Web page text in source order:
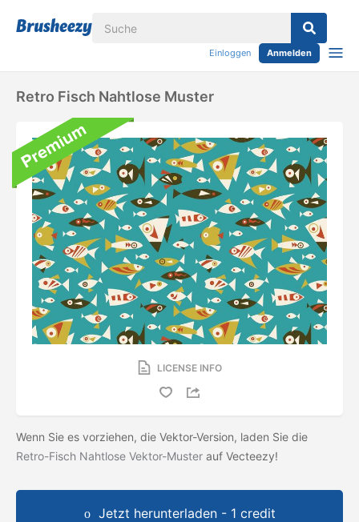
Einloggen Anmelden
Retro Fisch Nahtlose Muster
LICENSE INFO
Wenn Sie es vorziehen, die Vektor-Version, laden Sie die
Retro-Fisch Nahtlose Vektor-Muster auf Vecteezy!
Jetzt herunterladen - 1 credit